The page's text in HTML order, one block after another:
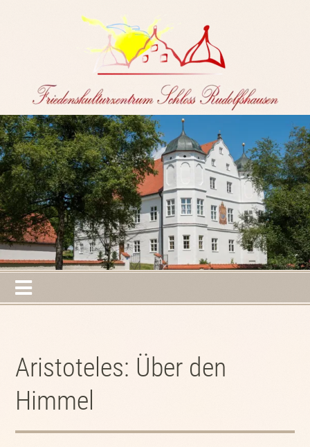
Aristoteles: Über den
Himmel